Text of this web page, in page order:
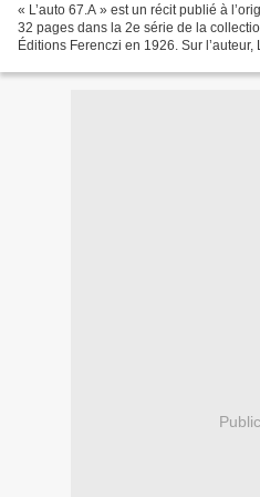
« L’auto 67.A » est un récit publié à
32 pages dans la 2e série de la
Éditions Ferenczi en 1926. Sur